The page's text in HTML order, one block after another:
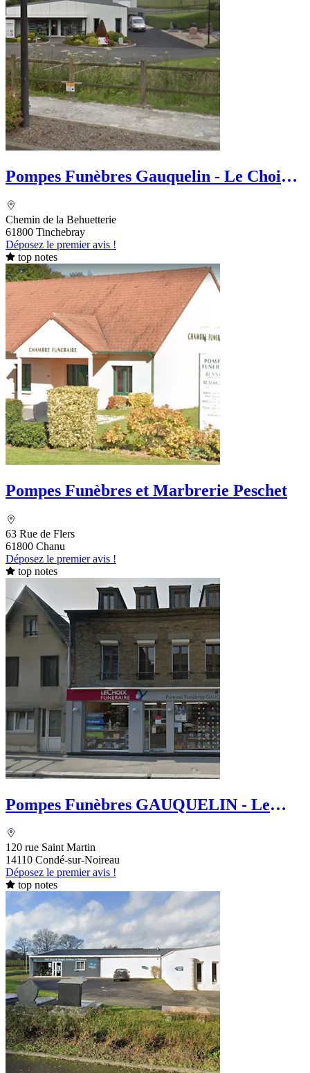
Pompes Funèbres Gauquelin - Le Choix
Chemin de la Behuetterie
61800 Tinchebray
Déposez le premier avis !
top notes
Pompes Funèbres et Marbrerie Peschet
63 Rue de Flers
61800 Chanu
Déposez le premier avis !
top notes
Pompes Funèbres GAUQUELIN - Le
120 rue Saint Martin
14110 Condé-sur-Noireau
Déposez le premier avis !
top notes